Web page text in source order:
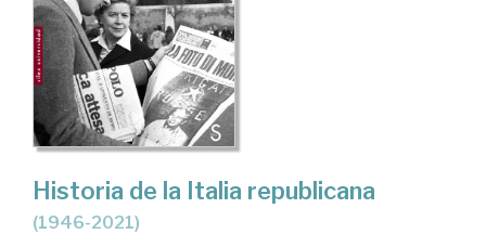
Historia de la Italia republicana
(1946-2021)